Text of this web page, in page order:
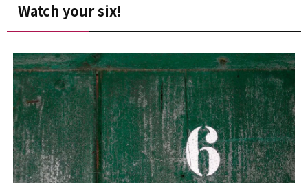
Watch your six!